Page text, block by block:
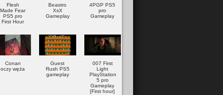
Flesh
Made Fear
PS5 pro
First Hour
Beastro
XsX
Gameplay
4PGP PS5
pro
Gameplay
Conan
oczy węża
Guest
Rush PS5
gameplay
007 First
Light
PlayStation
5 pro
Gameplay
[First hour]